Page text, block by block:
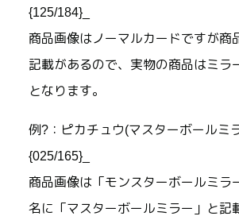
{125/184}_
商品画像はノーマルカードですが商
記載があるので、実物の商品はミラ
となります。
例?：ピカチュウ(マスターボールミ
{025/165}_
商品画像は「モンスターボールミラ
名に「マスターボールミラー」と記